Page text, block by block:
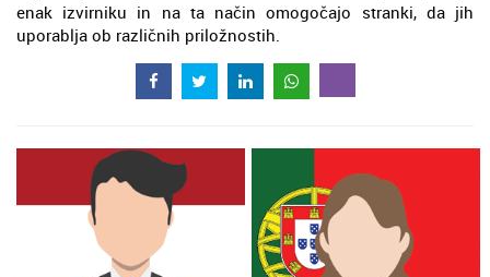
enak izvirniku in na ta način omogočajo stranki, da jih
uporablja ob različnih priložnostih.